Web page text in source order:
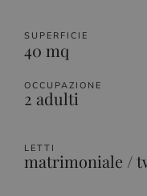
SUPERFICIE
40 mq
OCCUPAZIONE
2 adulti
LETTI
matrimoniale /